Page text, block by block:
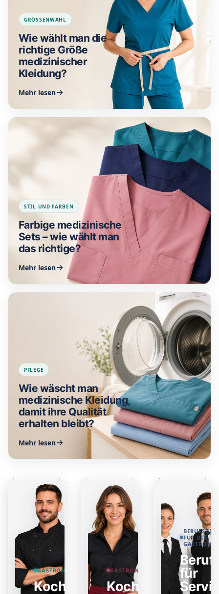
GRÖSSENWAHL
Wie wählt man die
richtige Größe
medizinischer
Kleidung?
Mehr lesen
STIL UND FARBEN
Farbige medizinische
Sets – wie wählt man
das richtige?
Mehr lesen
PFLEGE
Wie wäscht man
medizinische Kleidung,
damit ihre Qualität
erhalten bleibt?
Mehr lesen
GASTRONOMIEBEKLEIDUNG
Kochjacken
GASTRONOMIEBEKLEIDUNG
Kochschürzen
FÜR DIE
für